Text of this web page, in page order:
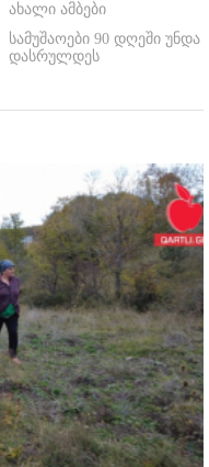
ახალი ამბები
სამუშაოები 90 დღეში უნდა
დასრულდეს